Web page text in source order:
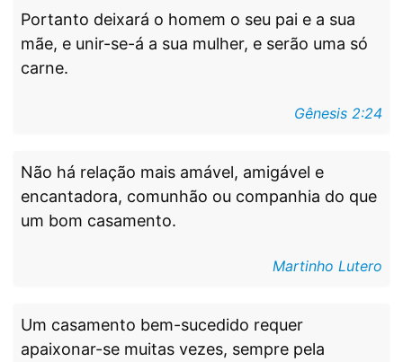
Portanto deixará o homem o seu pai e a sua
mãe, e unir-se-á a sua mulher, e serão uma só
carne.
Gênesis 2:24
Não há relação mais amável, amigável e
encantadora, comunhão ou companhia do que
um bom casamento.
Martinho Lutero
Um casamento bem-sucedido requer
apaixonar-se muitas vezes, sempre pela